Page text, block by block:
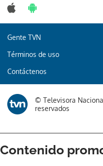
Gente TVN
Términos de uso
Contáctenos
© Televisora
reservados